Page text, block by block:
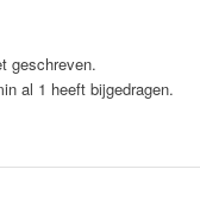
geschreven.
al 1 heeft bijgedragen.